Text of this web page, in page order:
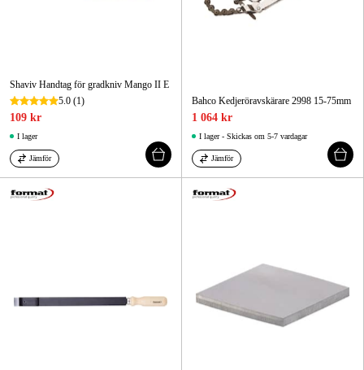
Shaviv Handtag för gradkniv Mango II E
5.0 (1)
109 kr
I lager
Jämför
Bahco Kedjeröravskärare 2998 15-75mm
1 064 kr
I lager - Skickas om 5-7 vardagar
Jämför